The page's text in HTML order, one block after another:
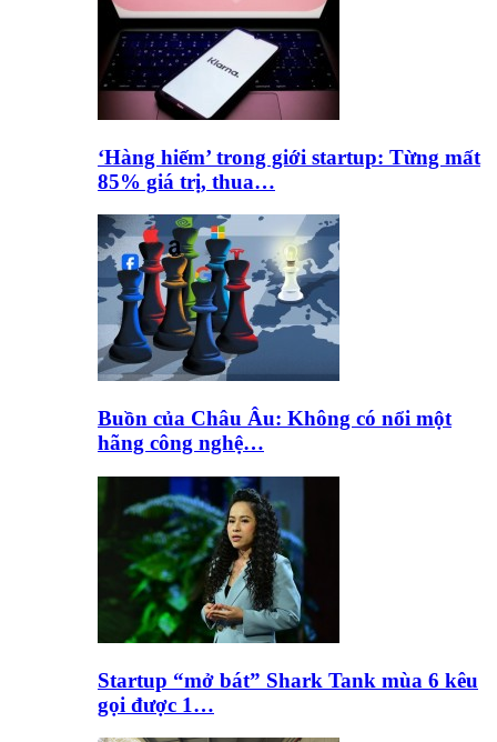
‘Hàng hiếm’ trong giới startup: Từng mất
85% giá trị, thua…
Buồn của Châu Âu: Không có nổi một
hãng công nghệ…
Startup “mở bát” Shark Tank mùa 6 kêu
gọi được 1…